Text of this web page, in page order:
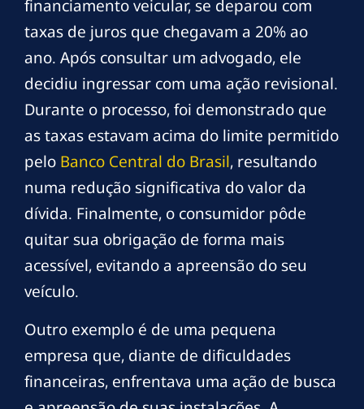
financiamento veicular, se deparou com
taxas de juros que chegavam a 20% ao
ano. Após consultar um advogado, ele
decidiu ingressar com uma ação revisional.
Durante o processo, foi demonstrado que
as taxas estavam acima do limite permitido
pelo Banco Central do Brasil, resultando
numa redução significativa do valor da
dívida. Finalmente, o consumidor pôde
quitar sua obrigação de forma mais
acessível, evitando a apreensão do seu
veículo.
Outro exemplo é de uma pequena
empresa que, diante de dificuldades
financeiras, enfrentava uma ação de busca